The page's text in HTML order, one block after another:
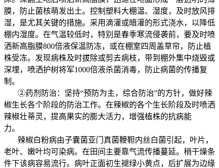
膜，防止菌核萌发出土。控制塑料大棚温、湿度，及时放风排
湿，是尤其关键的措施。采用滴灌或暗灌的形式浇水，以降低
棚内湿度。在气温较低时，特别是春季寒流侵袭前，要及时喷
洒新高脂膜800倍液保温防冻，或在棚室四周盖草帘，防止植
株受冻。发现病株及时拔除或剪去病枝，带到棚外集中烧毁或
深埋，喷洒护树将军1000倍液杀菌消毒，防止病菌的传播复
制。
②药剂防治：坚持“预防为主，综合防治”的方针，做好辣
椒生长各个阶段的防治工作。在辣椒的各个生长阶段及时喷洒
辣椒壮蒂灵，提高果实的膨大活力，增强植株的抗病能
力。
辣椒白粉病由子囊菌亚门真菌鞭靼内丝白菌引起，叶片，
老叶、嫩叶均可染病。在田间主要靠气流传播蔓延。稍干燥条
件下该病容易流行。病叶正面初生褪绿小黄点，后扩展为边缘